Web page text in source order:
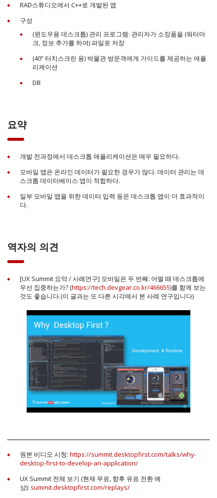
RAD스튜디오에서 C++로 개발된 앱
구성
(윈도우용 데스크톱) 관리 프로그램: 관리자가 소장품을 (워터마
크, 정보 추가를 하여) 파일로 저장
(40” 터치스크린 용) 박물관 방문객에게 가이드를 제공하는 애플
리케이션
DB
요약
개발 전과정에서 데스크톱 애플리케이션은 매우 필요하다.
모바일 앱은 온라인 데이터가 필요한 경우가 많다. 데이터 관리는 데
스크톱 데이터베이스 앱이 적합하다.
일부 모바일 앱을 위한 데이터 입력 등은 데스크톱 앱이 더 효과적이
다.
역자의 의견
[UX Summit 요약 / 사례연구] 모바일은 두 번째: 어떨 때 데스크톱에
우선 집중하는가? (https://tech.devgear.co.kr/466655)를 함께 보는
것도 좋습니다.(이 글과는 또 다른 시각에서 본 사례 연구입니다)
원본 비디오 시청: https://summit.desktopfirst.com/talks/why-
desktop-first-to-develop-an-application/
UX Summit 전체 보기 (현재 무료, 향후 유료 전환 예
상): summit.desktopfirst.com/replays/